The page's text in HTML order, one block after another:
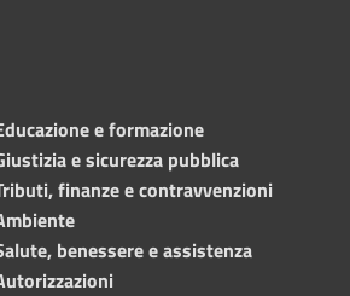
e formazione
e sicurezza pubblica
finanze e contravvenzioni
benessere e assistenza